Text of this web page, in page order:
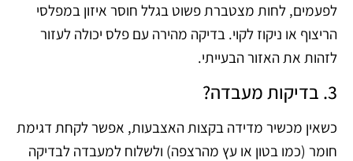
לפעמים, לחות מצטברת פשוט בגלל חוסר איזון במפלסי
הריצוף או ניקוז לקוי. בדיקה מהירה עם פלס יכולה לעזור
לזהות את האזור הבעייתי.
3. בדיקות מעבדה?
כשאין מכשיר מדידה בקצות האצבעות, אפשר לקחת דגימת
חומר (כמו בטון או עץ מהרצפה) ולשלוח למעבדה לבדיקה